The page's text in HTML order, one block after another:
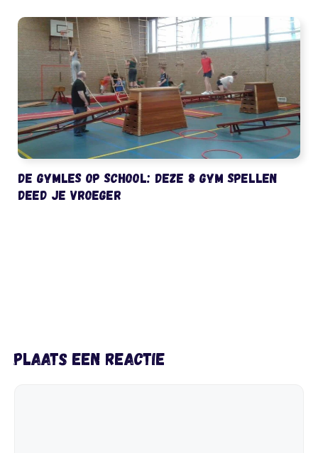
De gymles op school: deze 8 gym spellen
deed je vroeger
Plaats een reactie